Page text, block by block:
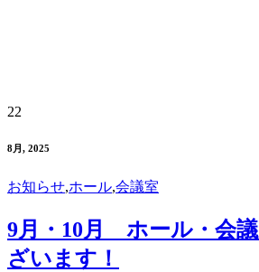
22
8月, 2025
お知らせ,ホール,会議室
9月・10月 ホール・会
ざいます！